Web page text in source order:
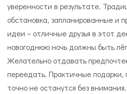
уверенности в результате.
обстановка, запланированные и
идеи – отличные друзья в этот
новогоднюю ночь должны быть
Желательно отдавать
переедать. Практичные
точно не останутся без внимания.